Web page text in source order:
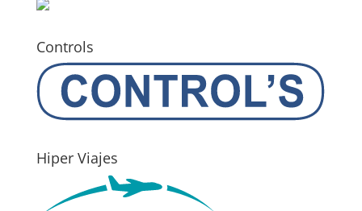
Controls
Hiper Viajes